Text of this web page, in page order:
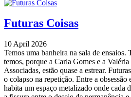
Futuras Coisas
10 April 2026
Temos uma banheira na sala de ensaios.
temos, porque a Carla Gomes e a
Associadas, estão quase a estrear.
o colapso na repetição. Entre a obsessão
habita um espaço metalizado onde cada